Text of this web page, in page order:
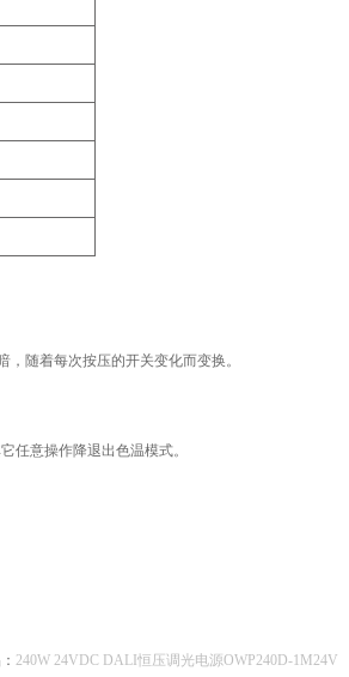
随着每次按压的开关变化而变换。
任意操作降退出色温模式。
240W 24VDC DALI恒压调光电源OWP240D-1M24V